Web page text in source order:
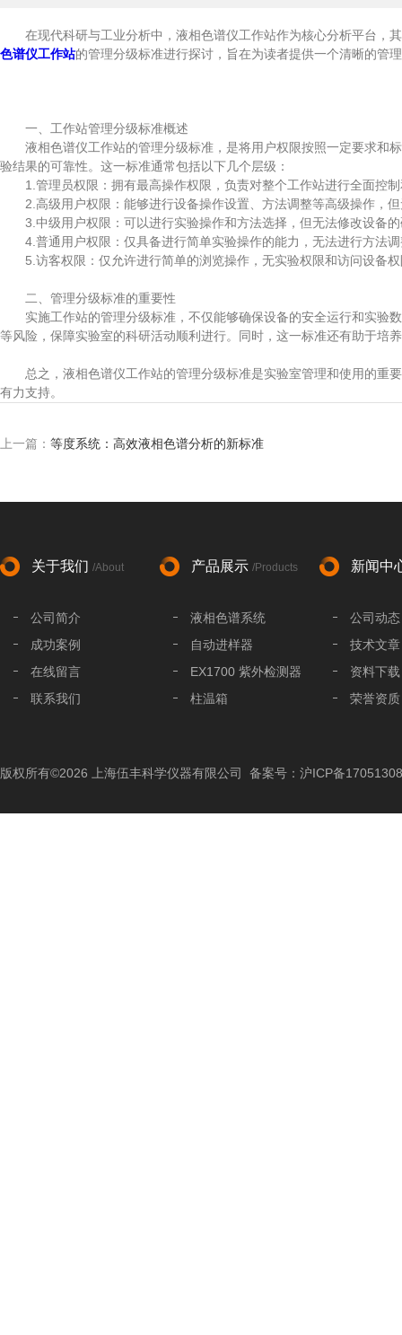
在现代科研与工业分析中，液相色谱仪工作站作为核心分析平台，
色谱仪工作站的管理分级标准进行探讨，旨在为读者提供一个清晰的管
一、工作站管理分级标准概述
液相色谱仪工作站的管理分级标准，是将用户权限按照一定要求和
验结果的可靠性。这一标准通常包括以下几个层级：
1.管理员权限：拥有最高操作权限，负责对整个工作站进行全面控
2.高级用户权限：能够进行设备操作设置、方法调整等高级操作，但
3.中级用户权限：可以进行实验操作和方法选择，但无法修改设备的
4.普通用户权限：仅具备进行简单实验操作的能力，无法进行方法
5.访客权限：仅允许进行简单的浏览操作，无实验权限和访问设备权
二、管理分级标准的重要性
实施工作站的管理分级标准，不仅能够确保设备的安全运行和实验
等风险，保障实验室的科研活动顺利进行。同时，这一标准还有助于培
总之，液相色谱仪工作站的管理分级标准是实验室管理和使用的重
有力支持。
上一篇： 等度系统：高效液相色谱分析的新标准
关于我们 /About
公司简介
成功案例
在线留言
联系我们
产品展示 /Products
液相色谱系统
自动进样器
EX1700 紫外检测器
柱温箱
色谱工作站
新闻中
公司动态
技术文章
资料下载
荣誉资质
版权所有©2026 上海伍丰科学仪器有限公司 备案号：沪ICP备